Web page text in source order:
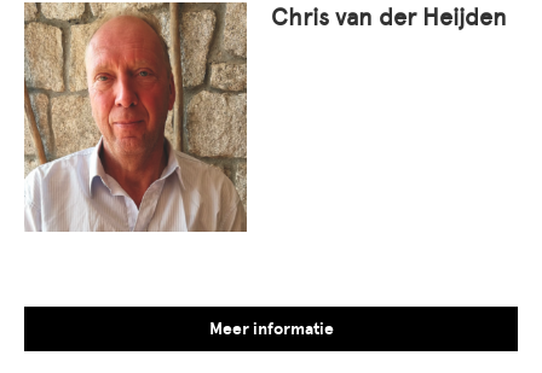
Chris van der Heijden
Meer informatie